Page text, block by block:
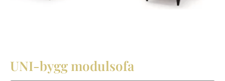
UNI-bygg modulsofa